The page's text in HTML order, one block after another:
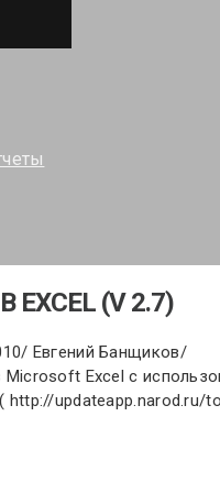
(V 2.7)
/ Евгений Банщиков/
Excel c
http://updateapp.narod.ru/